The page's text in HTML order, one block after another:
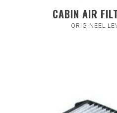
CABIN AIR
ORIGINEEL